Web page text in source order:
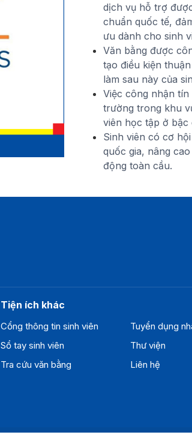
dịch vụ hỗ trợ
chuẩn quốc tế,
ưu dành cho sinh
Văn bằng được
tạo điều kiện
làm sau này của
Việc công nhận
trường trong khu
viên học tập ở bậc
Sinh viên có cơ
quốc gia, nâng
động toàn cầu.
Tiện ích khác
Cổng thông tin sinh viên
Sổ tay sinh viên
Tra cứu văn bằng
Tuyển dụng
Thư viện
Liên hệ